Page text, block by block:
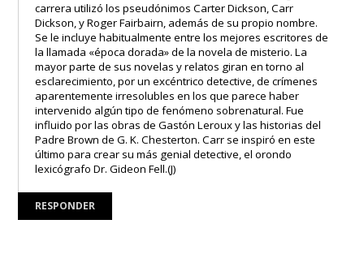
carrera utilizó los pseudónimos Carter Dickson, Carr
Dickson, y Roger Fairbairn, además de su propio nombre.
Se le incluye habitualmente entre los mejores escritores de
la llamada «época dorada» de la novela de misterio. La
mayor parte de sus novelas y relatos giran en torno al
esclarecimiento, por un excéntrico detective, de crímenes
aparentemente irresolubles en los que parece haber
intervenido algún tipo de fenómeno sobrenatural. Fue
influido por las obras de Gastón Leroux y las historias del
Padre Brown de G. K. Chesterton. Carr se inspiró en este
último para crear su más genial detective, el orondo
lexicógrafo Dr. Gideon Fell.(J)
RESPONDER